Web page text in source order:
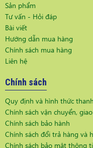
Sản phẩm
Tư vấn - Hỏi đáp
Bài viết
Hướng dẫn mua hàng
Chính sách mua hàng
Liên hệ
Chính sách
Quy định và hình thức
Chính sách vận chuyển,
Chính sách bảo hành
Chính sách đổi trả hàng và
Chính sách bảo mật thông